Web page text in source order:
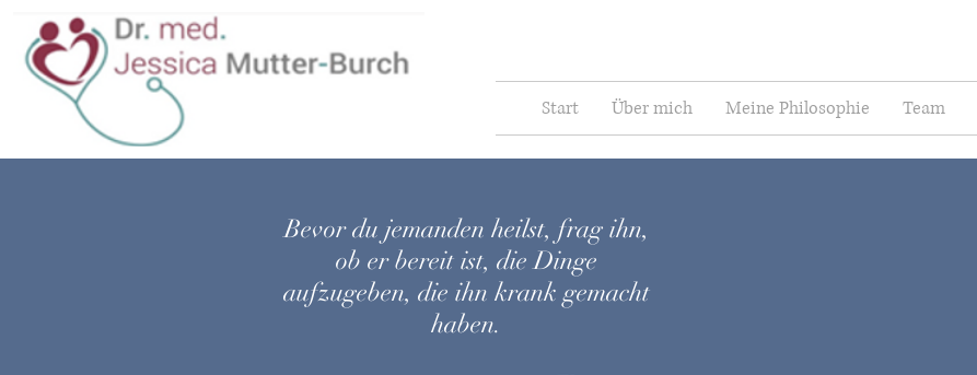
Start Über mich Meine Philosophie Team
Bevor du jemanden heilst, frag ihn,
ob er bereit ist, die Dinge
aufzugeben, die ihn krank gemacht
haben.